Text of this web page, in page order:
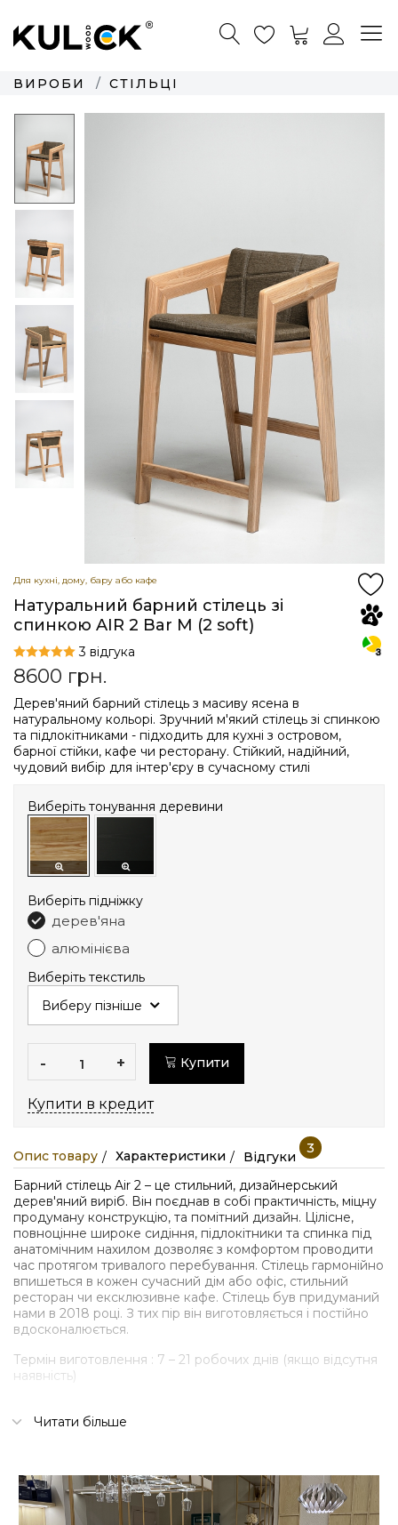
ВИРОБИ СТІЛЬЦІ
Для кухні, дому, бару або кафе
Натуральний барний стілець зі
спинкою AIR 2 Bar M (2 soft)
3 відгука
8600 грн.
Дерев'яний барний стілець з масиву ясена в
натуральному кольорі. Зручний м'який стілець зі спинкою
та підлокітниками - підходить для кухні з островом,
барної стійки, кафе чи ресторану. Стійкий, надійний,
чудовий вибір для інтер'єру в сучасному стилі
Виберіть тонування деревини
Виберіть підніжку
дерев'яна
алюмінієва
Виберіть текстиль
- + Купити
Купити в кредит
Опис товару Характеристики Відгуки
3
Барний стілець Air 2 – це стильний, дизайнерський
дерев'яний виріб. Він поєднав в собі практичність, міцну
продуману конструкцію, та помітний дизайн. Цілісне,
повноцінне широке сидіння, підлокітники та спинка під
анатомічним нахилом дозволяє з комфортом проводити
час протягом тривалого перебування. Стілець гармонійно
впишеться в кожен сучасний дім або офіс, стильний
ресторан чи ексклюзивне кафе. Стілець був придуманий
нами в 2018 році. З тих пір він виготовляється і постійно
вдосконалюється.
Термін виготовлення : 7 – 21 робочих днів (якщо відсутня
наявність)
(рогожка, велюр)
М’яка частина на замках, що дозволяє її розібрати і
попрати.
Читати більше